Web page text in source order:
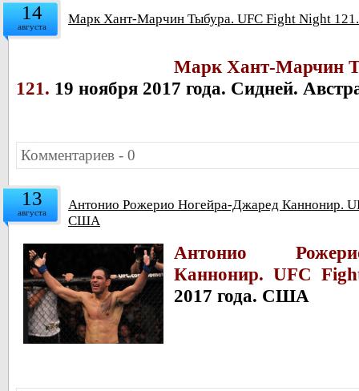
14
августа Марк Хант-Марчин Тыбура. UFC Fight Night 121.
Марк Хант-Марчин
121. 19 ноября 2017 года. Сидней.
Комментариев - 0
13
августа
Антонио Рожерио Ногейра-Джаред Каннонир.
США
Антонио
Каннонир. UFC
2017 года. США